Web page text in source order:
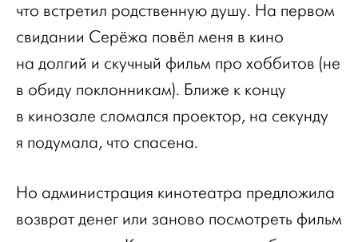
что встретил родственную душу. На первом
свидании Серёжа повёл меня в кино
на долгий и скучный фильм про хоббитов (не
в обиду поклонникам). Ближе к концу
в кинозале сломался проектор, на секунду
я подумала, что спасена.
Но администрация кинотеатра предложила
возврат денег или заново посмотреть фильм